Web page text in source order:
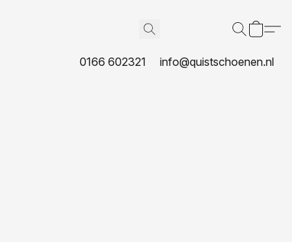
0166 602321 info@quistschoenen.nl